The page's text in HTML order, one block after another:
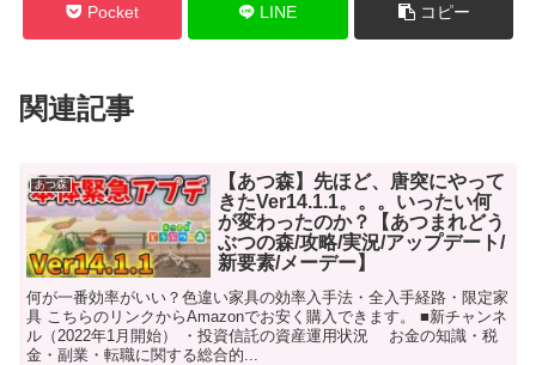
Pocket LINE コピー
関連記事
あつ森
【あつ森】先ほど、唐突にやって
きたVer14.1.1。。。いったい何
が変わったのか？【あつまれどう
ぶつの森/攻略/実況/アップデート/
新要素/メーデー】
何が一番効率がいい？色違い家具の効率入手法・全入手経路・限定家
具 こちらのリンクからAmazonでお安く購入できます。 ■新チャンネ
ル（2022年1月開始） ・投資信託の資産運用状況 お金の知識・税
金・副業・転職に関する総合的...